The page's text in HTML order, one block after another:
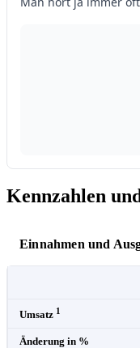
Kennzahlen
Einnahmen und
Umsatz 1
Änderung in %